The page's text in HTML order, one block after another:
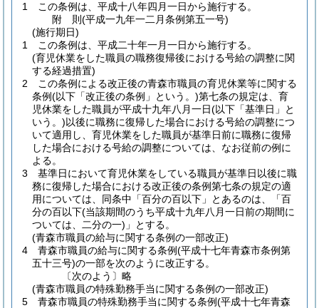
1
この条例は、平成十八年四月一日から施行する。
附 則(平成一九年一二月条例第五一号)
(施行期日)
1
この条例は、平成二十年一月一日から施行する。
(育児休業をした職員の職務復帰後における号給の調整に関
する経過措置)
2
この条例による改正後の青森市職員の育児休業等に関する
条例(以下「改正後の条例」という。)第七条の規定は、育
児休業をした職員が平成十九年八月一日(以下「基準日」と
いう。)以後に職務に復帰した場合における号給の調整につ
いて適用し、育児休業をした職員が基準日前に職務に復帰
した場合における号給の調整については、なお従前の例に
よる。
3
基準日において育児休業をしている職員が基準日以後に職
務に復帰した場合における改正後の条例第七条の規定の適
用については、同条中「百分の百以下」とあるのは、「百
分の百以下(当該期間のうち平成十九年八月一日前の期間に
ついては、二分の一) 」とする。
(青森市職員の給与に関する条例の一部改正)
4
青森市職員の給与に関する条例(平成十七年青森市条例第
五十三号)の一部を次のように改正する。
〔次のよう〕略
(青森市職員の特殊勤務手当に関する条例の一部改正)
5
青森市職員の特殊勤務手当に関する条例(平成十七年青森